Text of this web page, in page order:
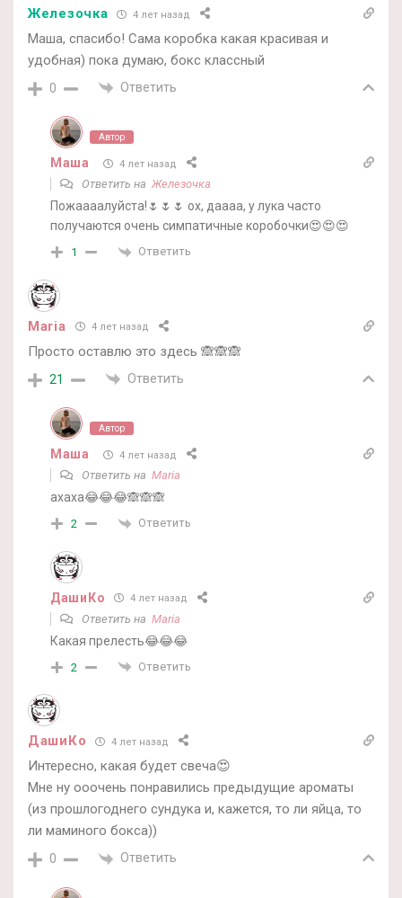
Железочка 4 лет назад
Маша, спасибо! Сама коробка какая красивая и
удобная) пока думаю, бокс классный
0 Ответить
Автор
Маша 4 лет назад
Ответить на Железочка
Пожаааалуйста!🌷🌷🌷 ох, даааа, у лука часто
получаются очень симпатичные коробочки😍😍😍
1 Ответить
Maria 4 лет назад
Просто оставлю это здесь 🙈🙈🙈
21 Ответить
Автор
Маша 4 лет назад
Ответить на Maria
ахаха😂😂😂🙈🙈🙈
2 Ответить
ДашиКо 4 лет назад
Ответить на Maria
Какая прелесть😂😂😂
2 Ответить
ДашиКо 4 лет назад
Интересно, какая будет свеча😍
Мне ну ооочень понравились предыдущие ароматы
(из прошлогоднего сундука и, кажется, то ли яйца, то
ли маминого бокса))
0 Ответить